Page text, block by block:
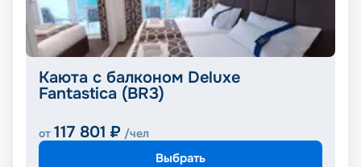
Каюта с балконом Deluxe
Fantastica (BR3)
от 117 801 ₽ /чел
Выбрать